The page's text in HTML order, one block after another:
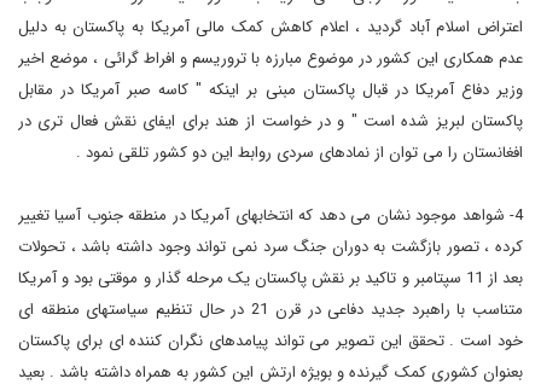
اعتراض اسلام آباد گردید ، اعلام کاهش کمک مالی آمریکا به پاکستان به دلیل
عدم همکاری این کشور در موضوع مبارزه با تروریسم و افراط گرائی ، موضع اخیر
وزیر دفاع آمریکا در قبال پاکستان مبنی بر اینکه " کاسه صبر آمریکا در مقابل
پاکستان لبریز شده است " و در خواست از هند برای ایفای نقش فعال تری در
افغانستان را می توان از نمادهای سردی روابط این دو کشور تلقی نمود .
4- شواهد موجود نشان می دهد که انتخابهای آمریکا در منطقه جنوب آسیا تغییر
کرده ، تصور بازگشت به دوران جنگ سرد نمی تواند وجود داشته باشد ، تحولات
بعد از 11 سپتامبر و تاکید بر نقش پاکستان یک مرحله گذار و موقتی بود و آمریکا
متناسب با راهبرد جدید دفاعی در قرن 21 در حال تنظیم سیاستهای منطقه ای
خود است . تحقق این تصویر می تواند پیامدهای نگران کننده ای برای پاکستان
بعنوان کشوری کمک گیرنده و بویژه ارتش این کشور به همراه داشته باشد . بعید